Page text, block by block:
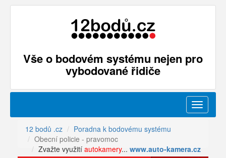
Vše o bodovém systému nejen pro
vybodované řidiče
Menu
12 bodů .cz
Poradna k bodovému systému
Obecní policie - pravomoc
Zvažte využití autokamery... www.auto-kamera.cz